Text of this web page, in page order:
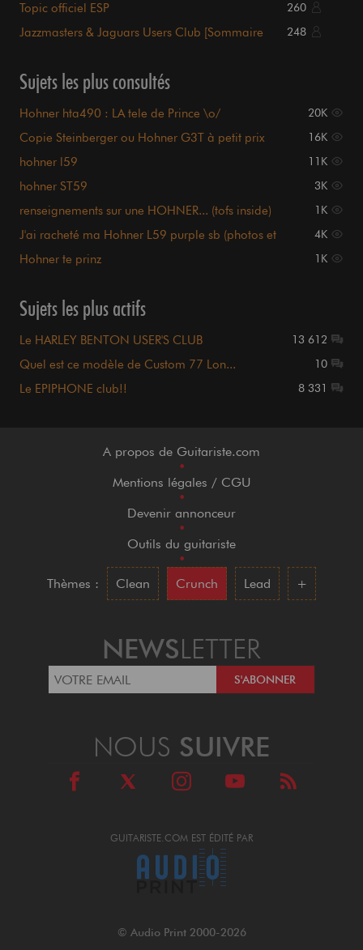
Topic officiel ESP 260
Jazzmasters & Jaguars Users Club [Sommaire
248
Sujets les plus consultés
Hohner hta490 : LA tele de Prince \o/ 20K
Copie Steinberger ou Hohner G3T à petit prix
16K
hohner l59 11K
hohner ST59 3K
renseignements sur une HOHNER... (tofs inside) 1K
J'ai racheté ma Hohner L59 purple sb (photos et
4K
Hohner te prinz 1K
Sujets les plus actifs
Le HARLEY BENTON USER'S CLUB 13 612
Quel est ce modèle de Custom 77 Lon... 10
Le EPIPHONE club!! 8 331
A propos de Guitariste.com
•
Mentions légales / CGU
•
Devenir annonceur
•
Outils du guitariste
•
Thèmes :
Clean Crunch Lead +
NEWSLETTER
GUITARISTE.COM EST ÉDITÉ PAR
NOUS SUIVRE
© Audio Print 2000-2026